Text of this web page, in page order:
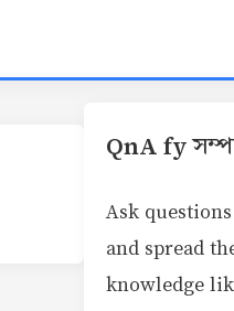
QnA fy
Ask
and spread
knowledge